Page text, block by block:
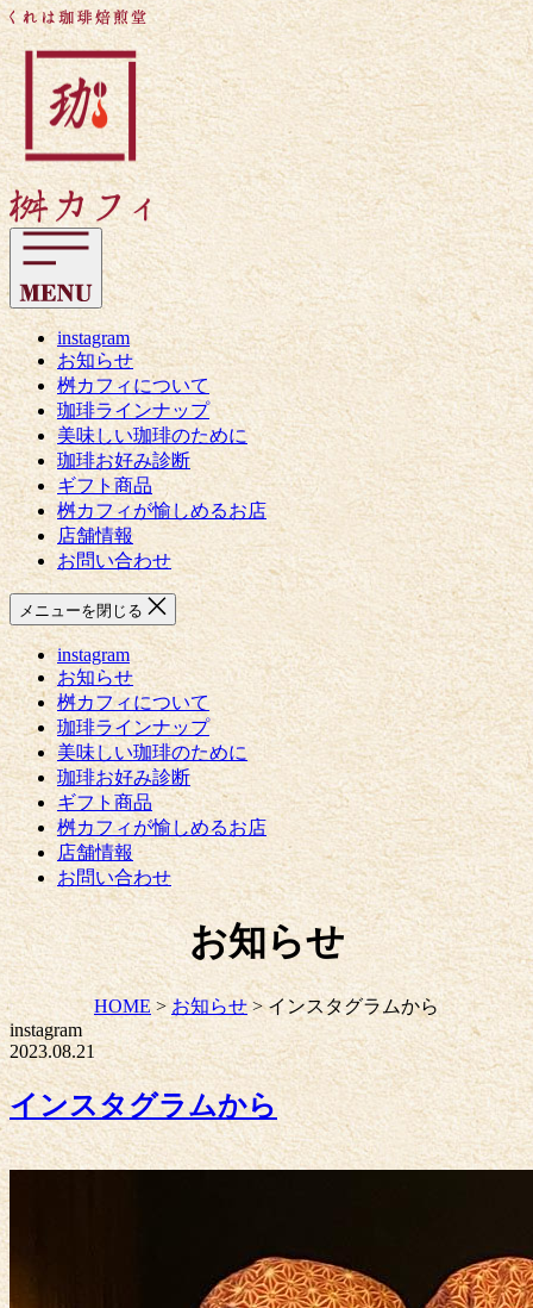
コ
ン
テ
ン
ツ
へ
ス
キ
ッ
プ
く
れ
は
珈
琲
焙
煎
堂
桝
カ
フ
ィ
instagram
お知らせ
桝カフィについて
珈琲ラインナップ
美味しい珈琲のために
珈琲お好み診断
ギフト商品
桝カフィが愉しめるお店
店舗情報
お問い合わせ
メニューを閉じる
instagram
お知らせ
桝カフィについて
珈琲ラインナップ
美味しい珈琲のために
珈琲お好み診断
ギフト商品
桝カフィが愉しめるお店
店舗情報
お問い合わせ
お知らせ
HOME > お知らせ>インスタグラムから
instagram
2023.08.21
インスタグラムから